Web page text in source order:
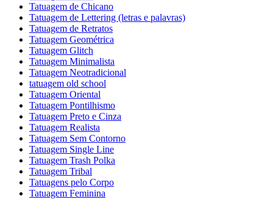
Tatuagem de Chicano
Tatuagem de Lettering (letras e palavras)
Tatuagem de Retratos
Tatuagem Geométrica
Tatuagem Glitch
Tatuagem Minimalista
Tatuagem Neotradicional
tatuagem old school
Tatuagem Oriental
Tatuagem Pontilhismo
Tatuagem Preto e Cinza
Tatuagem Realista
Tatuagem Sem Contorno
Tatuagem Single Line
Tatuagem Trash Polka
Tatuagem Tribal
Tatuagens pelo Corpo
Tatuagem Feminina